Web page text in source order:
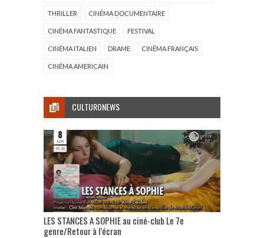
THRILLER CINÉMA DOCUMENTAIRE
CINÉMA FANTASTIQUE FESTIVAL
CINÉMA ITALIEN DRAME CINÉMA FRANÇAIS
CINÉMA AMERICAIN
CULTURONEWS
LES STANCES A SOPHIE au ciné-club Le 7e
genre/Retour à l’écran